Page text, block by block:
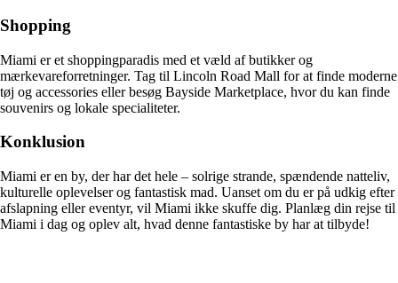
Shopping
Miami er et shoppingparadis med et væld af butikker og
mærkevareforretninger. Tag til Lincoln Road Mall for at finde moderne
tøj og accessories eller besøg Bayside Marketplace, hvor du kan finde
souvenirs og lokale specialiteter.
Konklusion
Miami er en by, der har det hele – solrige strande, spændende natteliv,
kulturelle oplevelser og fantastisk mad. Uanset om du er på udkig efter
afslapning eller eventyr, vil Miami ikke skuffe dig. Planlæg din rejse til
Miami i dag og oplev alt, hvad denne fantastiske by har at tilbyde!